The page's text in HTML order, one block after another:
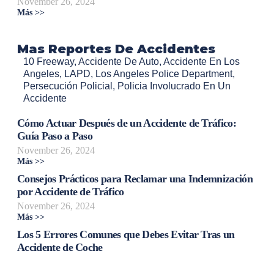
Más >>
Mas Reportes De Accidentes
10 Freeway, Accidente De Auto, Accidente En Los
Angeles, LAPD, Los Angeles Police Department,
Persecución Policial , Policia Involucrado En Un
Accidente
Cómo Actuar Después de un Accidente de Tráfico:
Guía Paso a Paso
November 26, 2024
Más >>
Consejos Prácticos para Reclamar una Indemnización
por Accidente de Tráfico
November 26, 2024
Más >>
Los 5 Errores Comunes que Debes Evitar Tras un
Accidente de Coche